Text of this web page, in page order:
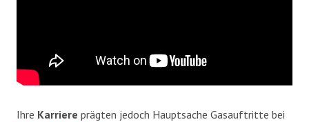
Ihre Karriere prägten jedoch Hauptsache Gasauftritte bei